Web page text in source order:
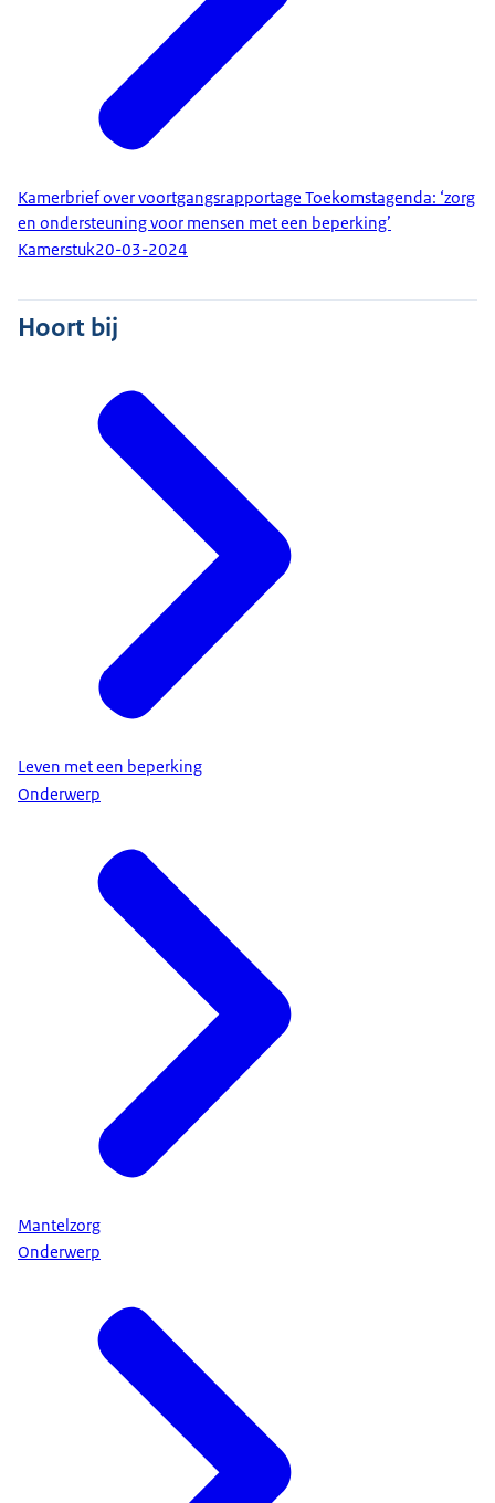
Kamerbrief over voortgangsrapportage Toekomstagenda: ‘zorg
en ondersteuning voor mensen met een beperking’
Kamerstuk20-03-2024
Hoort bij
Leven met een beperking
Onderwerp
Mantelzorg
Onderwerp